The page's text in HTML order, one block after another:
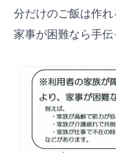
分だけのご飯は作
家事が困難なら手伝